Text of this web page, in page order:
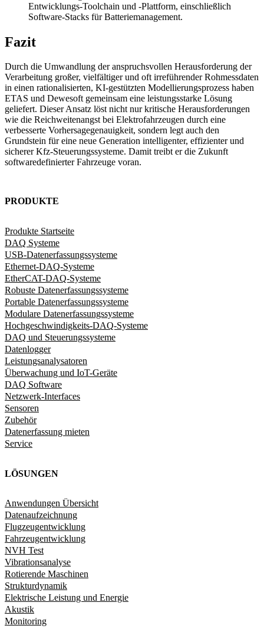
Entwicklungs-Toolchain und -Plattform, einschließlich
Software-Stacks für Batteriemanagement.
Fazit
Durch die Umwandlung der anspruchsvollen Herausforderung der
Verarbeitung großer, vielfältiger und oft irreführender Rohmessdaten
in einen rationalisierten, KI-gestützten Modellierungsprozess haben
ETAS und Dewesoft gemeinsam eine leistungsstarke Lösung
geliefert. Dieser Ansatz löst nicht nur kritische Herausforderungen
wie die Reichweitenangst bei Elektrofahrzeugen durch eine
verbesserte Vorhersagegenauigkeit, sondern legt auch den
Grundstein für eine neue Generation intelligenter, effizienter und
sicherer Kfz-Steuerungssysteme. Damit treibt er die Zukunft
softwaredefinierter Fahrzeuge voran.
PRODUKTE
Produkte Startseite
DAQ Systeme
USB-Datenerfassungssysteme
Ethernet-DAQ-Systeme
EtherCAT-DAQ-Systeme
Robuste Datenerfassungssysteme
Portable Datenerfassungssysteme
Modulare Datenerfassungssysteme
Hochgeschwindigkeits-DAQ-Systeme
DAQ und Steuerungssysteme
Datenlogger
Leistungsanalysatoren
Überwachung und IoT-Geräte
DAQ Software
Netzwerk-Interfaces
Sensoren
Zubehör
Datenerfassung mieten
Service
LÖSUNGEN
Anwendungen Übersicht
Datenaufzeichnung
Flugzeugentwicklung
Fahrzeugentwicklung​
NVH Test
Vibrationsanalyse
Rotierende Maschinen
Strukturdynamik​
Elektrische Leistung und Energie​
Akustik
Monitoring